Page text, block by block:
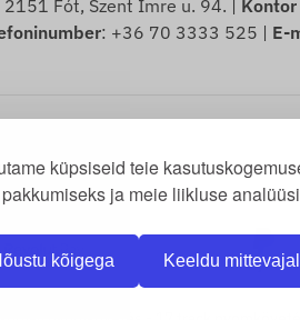
küpsiseid teie
ja meie liikluse
kõigega Keeldu
2151 Fót, Szent Imre u. 94. |
: +36 70 3333 525 | E-
kaitstud.
puuduste eest-Taganemisavalduse